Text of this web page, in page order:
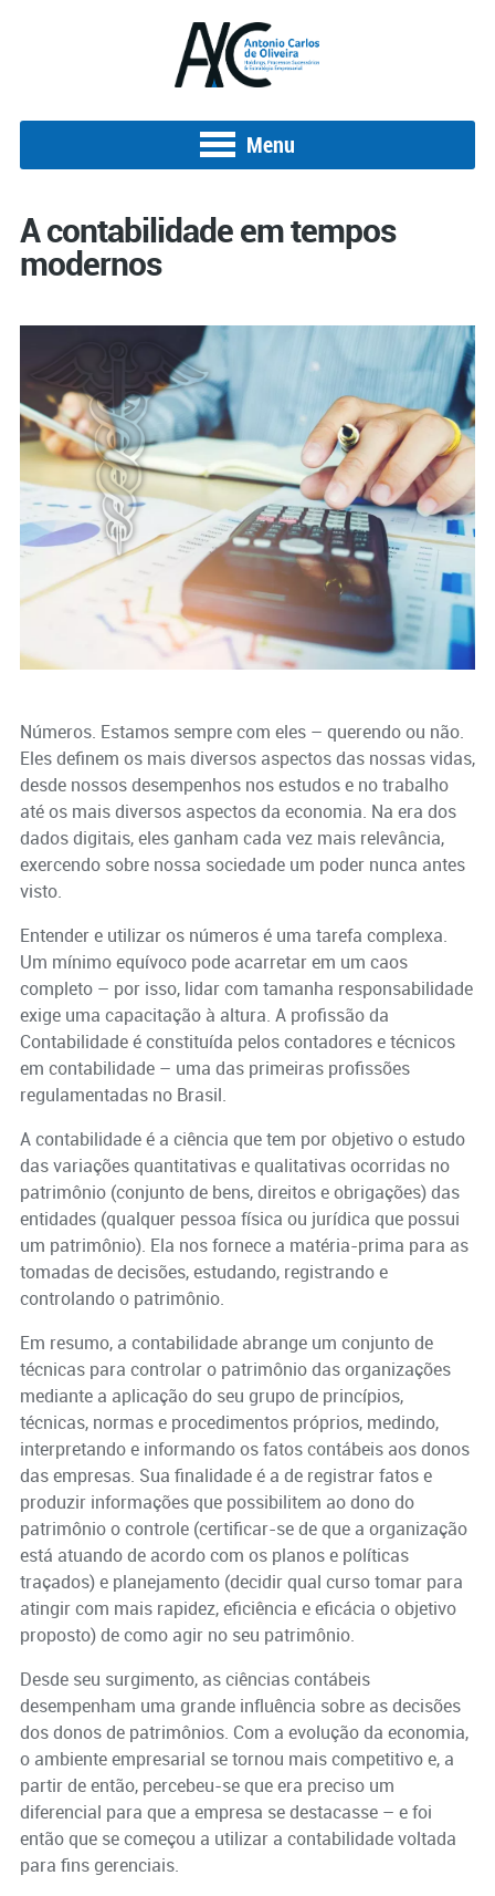
Menu
A contabilidade em tempos
modernos
Números. Estamos sempre com eles – querendo ou não.
Eles definem os mais diversos aspectos das nossas vidas,
desde nossos desempenhos nos estudos e no trabalho
até os mais diversos aspectos da economia. Na era dos
dados digitais, eles ganham cada vez mais relevância,
exercendo sobre nossa sociedade um poder nunca antes
visto.
Entender e utilizar os números é uma tarefa complexa.
Um mínimo equívoco pode acarretar em um caos
completo – por isso, lidar com tamanha responsabilidade
exige uma capacitação à altura. A profissão da
Contabilidade é constituída pelos contadores e técnicos
em contabilidade – uma das primeiras profissões
regulamentadas no Brasil.
A contabilidade é a ciência que tem por objetivo o estudo
das variações quantitativas e qualitativas ocorridas no
patrimônio (conjunto de bens, direitos e obrigações) das
entidades (qualquer pessoa física ou jurídica que possui
um patrimônio). Ela nos fornece a matéria-prima para as
tomadas de decisões, estudando, registrando e
controlando o patrimônio.
Em resumo, a contabilidade abrange um conjunto de
técnicas para controlar o patrimônio das organizações
mediante a aplicação do seu grupo de princípios,
técnicas, normas e procedimentos próprios, medindo,
interpretando e informando os fatos contábeis aos donos
das empresas. Sua finalidade é a de registrar fatos e
produzir informações que possibilitem ao dono do
patrimônio o controle (certificar-se de que a organização
está atuando de acordo com os planos e políticas
traçados) e planejamento (decidir qual curso tomar para
atingir com mais rapidez, eficiência e eficácia o objetivo
proposto) de como agir no seu patrimônio.
Desde seu surgimento, as ciências contábeis
desempenham uma grande influência sobre as decisões
dos donos de patrimônios. Com a evolução da economia,
o ambiente empresarial se tornou mais competitivo e, a
partir de então, percebeu-se que era preciso um
diferencial para que a empresa se destacasse – e foi
então que se começou a utilizar a contabilidade voltada
para fins gerenciais.